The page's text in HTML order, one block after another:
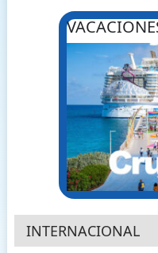
INTERNACIONAL